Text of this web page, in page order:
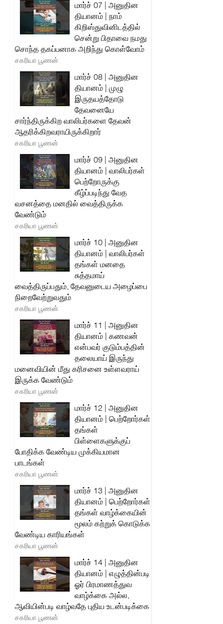
மார்ச் 07 | அனுதின
தியானம் | நாம்
கிறிஸ்துவினிடத்தில்
சென்று பிதாவை நமது
சொந்த தகப்பனாக அறிந்து கொள்வோம்
சகரியா பூணன்
மார்ச் 08 | அனுதின
தியானம் | முழு
இருதயத்தோடு
தேவனையே
சார்ந்திருக்கிற வாலிபர்களை தேவன்
ஆதரிக்கிறவராயிருக்கிறார்
சகரியா பூணன்
மார்ச் 09 | அனுதின
தியானம் | வாலிபர்கள்
பெற்றோருக்கு
கீழ்ப்படிந்து வேத
வசனத்தை மனதில் வைத்திருக்க
வேண்டும்
சகரியா பூணன்
மார்ச் 10 | அனுதின
தியானம் | வாலிபர்கள்
தங்கள் மனதை
சுத்தமாய்
வைத்திருப்பதும், தேவனுடைய அழைப்பை
நிறைவேற்றுவதும்
சகரியா பூணன்
மார்ச் 11 | அனுதின
தியானம் | கணவன்
என்பவர் குடும்பத்தின்
தலையாய் இருந்து
மனைவியின் மீது கரிசனை உள்ளவராய்
இருக்க வேண்டும்
சகரியா பூணன்
மார்ச் 12 | அனுதின
தியானம் | பெற்றோர்கள்
தங்கள்
பிள்ளைகளுக்குப்
போதிக்க வேண்டிய முக்கியமான
பாடங்கள்
சகரியா பூணன்
மார்ச் 13 | அனுதின
தியானம் | பெற்றோர்கள்
தங்கள் வாழ்க்கையின்
மூலம் கற்றுக் கொடுக்க
வேண்டிய காரியங்கள்
சகரியா பூணன்
மார்ச் 14 | அனுதின
தியானம் | எழுத்தின்படி
ஓர் பிரமாணத்துவ
வாழ்க்கை அல்ல,
ஆவியின்படி வாழ்வதே புதிய உடன்படிக்கை
சகரியா பூணன்